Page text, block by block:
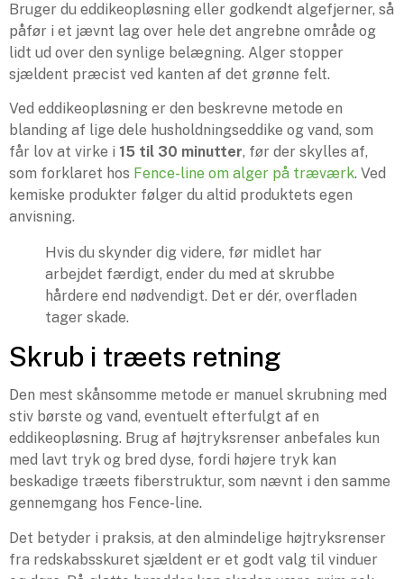
Bruger du eddikeopløsning eller godkendt algefjerner, så
påfør i et jævnt lag over hele det angrebne område og
lidt ud over den synlige belægning. Alger stopper
sjældent præcist ved kanten af det grønne felt.
Ved eddikeopløsning er den beskrevne metode en
blanding af lige dele husholdningseddike og vand, som
får lov at virke i 15 til 30 minutter, før der skylles af,
som forklaret hos Fence-line om alger på træværk. Ved
kemiske produkter følger du altid produktets egen
anvisning.
Hvis du skynder dig videre, før midlet har
arbejdet færdigt, ender du med at skrubbe
hårdere end nødvendigt. Det er dér, overfladen
tager skade.
Skrub i træets retning
Den mest skånsomme metode er manuel skrubning med
stiv børste og vand, eventuelt efterfulgt af en
eddikeopløsning. Brug af højtryksrenser anbefales kun
med lavt tryk og bred dyse, fordi højere tryk kan
beskadige træets fiberstruktur, som nævnt i den samme
gennemgang hos Fence-line.
Det betyder i praksis, at den almindelige højtryksrenser
fra redskabsskuret sjældent er et godt valg til vinduer